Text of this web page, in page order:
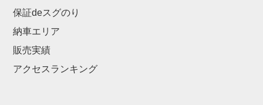
保証deスグのり
納車エリア
販売実績
アクセスランキング